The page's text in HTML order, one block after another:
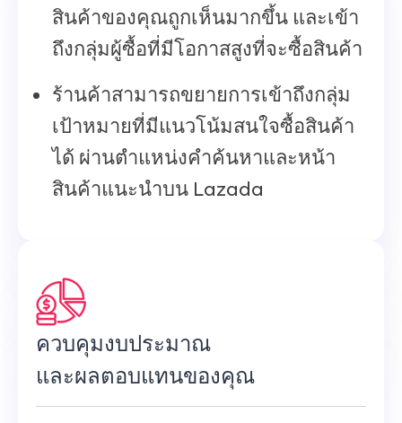
สินค้าของคุณถูกเห็นมากขึ้น และเข้า
ถึงกลุ่มผู้ซื้อที่มีโอกาสสูงที่จะซื้อสินค้า
ร้านค้าสามารถขยายการเข้าถึงกลุ่ม
เป้าหมายที่มีแนวโน้มสนใจซื้อสินค้า
ได้ ผ่านตำแหน่งคำค้นหาและหน้า
สินค้าแนะนำบน Lazada
ควบคุมงบประมาณ
และผลตอบแทนของคุณ